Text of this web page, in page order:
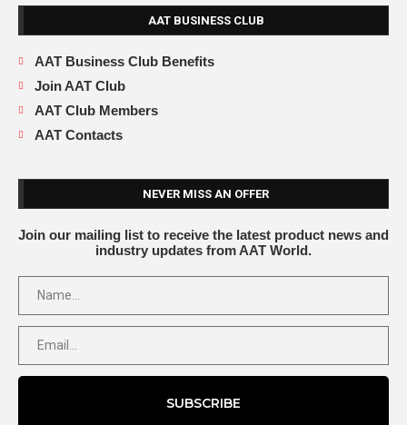
AAT BUSINESS CLUB
AAT Business Club Benefits
Join AAT Club
AAT Club Members
AAT Contacts
NEVER MISS AN OFFER
Join our mailing list to receive the latest product news and
industry updates from AAT World.
SUBSCRIBE